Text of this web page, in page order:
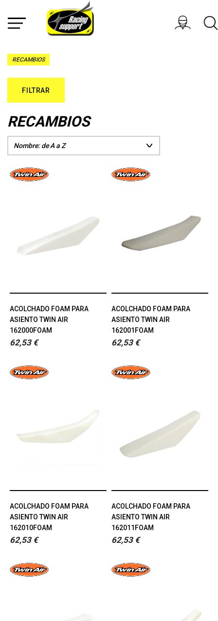
RECAMBIOS
FILTRAR
RECAMBIOS
ACOLCHADO FOAM PARA
ASIENTO TWIN AIR
162000FOAM
62,53 €
ACOLCHADO FOAM PARA
ASIENTO TWIN AIR
162001FOAM
62,53 €
ACOLCHADO FOAM PARA
ASIENTO TWIN AIR
162010FOAM
62,53 €
ACOLCHADO FOAM PARA
ASIENTO TWIN AIR
162011FOAM
62,53 €